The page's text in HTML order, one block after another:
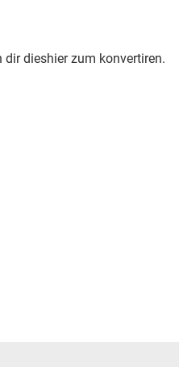
dieshier zum konvertiren.